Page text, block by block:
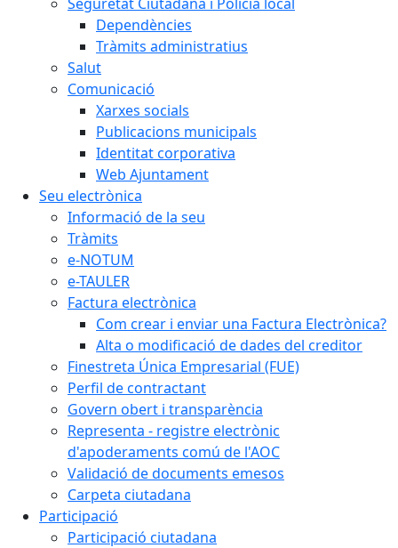
Dependències
Tràmits administratius
Salut
Comunicació
Xarxes socials
Publicacions municipals
Identitat corporativa
Web Ajuntament
Seu electrònica
Informació de la seu
Tràmits
e-NOTUM
e-TAULER
Factura electrònica
Com crear i enviar una Factura Electrònica?
Alta o modificació de dades del creditor
Finestreta Única Empresarial (FUE)
Perfil de contractant
Govern obert i transparència
Representa - registre electrònic
d'apoderaments comú de l'AOC
Validació de documents emesos
Carpeta ciutadana
Participació
Participació ciutadana